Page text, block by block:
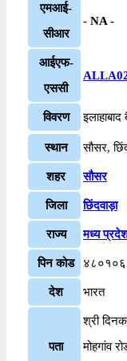
एमआई-
सीआर
- NA -
आईएफ-
एससी
विवरण
स्थान सौसर,
शहर सौसर
जिला छिंदवाड़ा
राज्य मध्य
पिन कोड ४८०१०६
देश भारत
पता
श्री
मोहगांव